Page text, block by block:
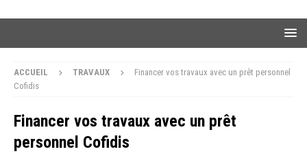
ACCUEIL TRAVAUX
Financer vos travaux avec un prêt personnel
Cofidis
Financer vos travaux avec un prêt
personnel Cofidis